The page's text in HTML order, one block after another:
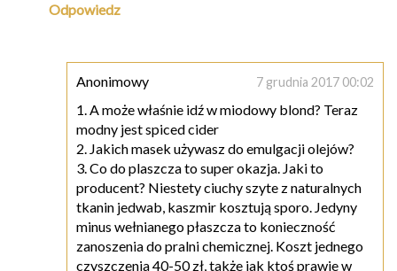
Odpowiedz
Anonimowy 7 grudnia 2017 00:02
1. A może właśnie idź w miodowy blond? Teraz
modny jest spiced cider
2. Jakich masek używasz do emulgacji olejów?
3. Co do plaszcza to super okazja. Jaki to
producent? Niestety ciuchy szyte z naturalnych
tkanin jedwab, kaszmir kosztują sporo. Jedyny
minus wełnianego płaszcza to konieczność
zanoszenia do pralni chemicznej. Koszt jednego
czyszczenia 40-50 zł, także jak ktoś prawie w